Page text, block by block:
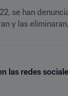
se han
y las
las redes